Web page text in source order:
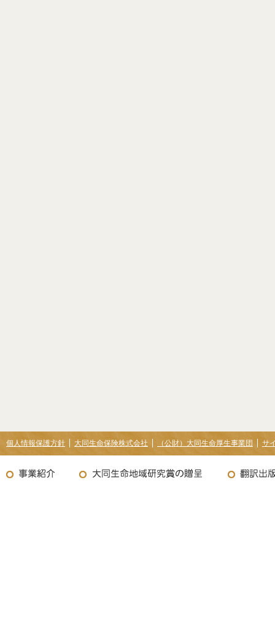
個人情報保護方針 大同生命保険株式会社 （公財）大同生命厚生事業団 サ